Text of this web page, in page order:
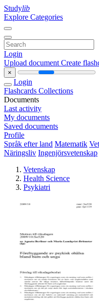
Studylib
Explore Categories
Login
Upload document Create
×
Login
Flashcards Collections
Documents
Last activity
My documents
Saved documents
Profile
Språk efter land Matematik
Näringsliv Ingenjörsvetenskap
Vetenskap
Health Science
Psykiatri